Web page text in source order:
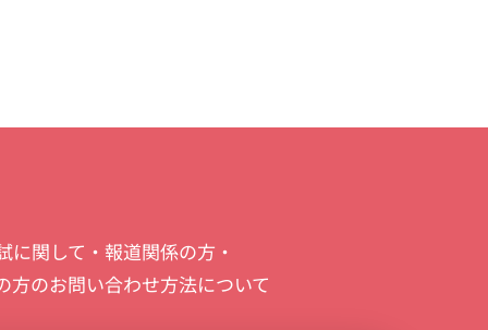
に関して・報道関係の方・
方のお問い合わせ方法について